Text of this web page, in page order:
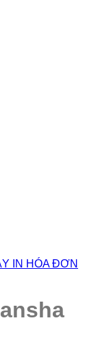
IN HÓA ĐƠN